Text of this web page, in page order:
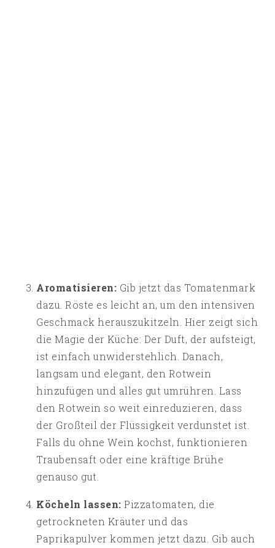
Aromatisieren: Gib jetzt das Tomatenmark
dazu. Röste es leicht an, um den intensiven
Geschmack herauszukitzeln. Hier zeigt sich
die Magie der Küche: Der Duft, der aufsteigt,
ist einfach unwiderstehlich. Danach,
langsam und elegant, den Rotwein
hinzufügen und alles gut umrühren. Lass
den Rotwein so weit einreduzieren, dass
der Großteil der Flüssigkeit verdunstet ist.
Falls du ohne Wein kochst, funktionieren
Traubensaft oder eine kräftige Brühe
genauso gut.
Köcheln lassen: Pizzatomaten, die
getrockneten Kräuter und das
Paprikapulver kommen jetzt dazu. Gib auch